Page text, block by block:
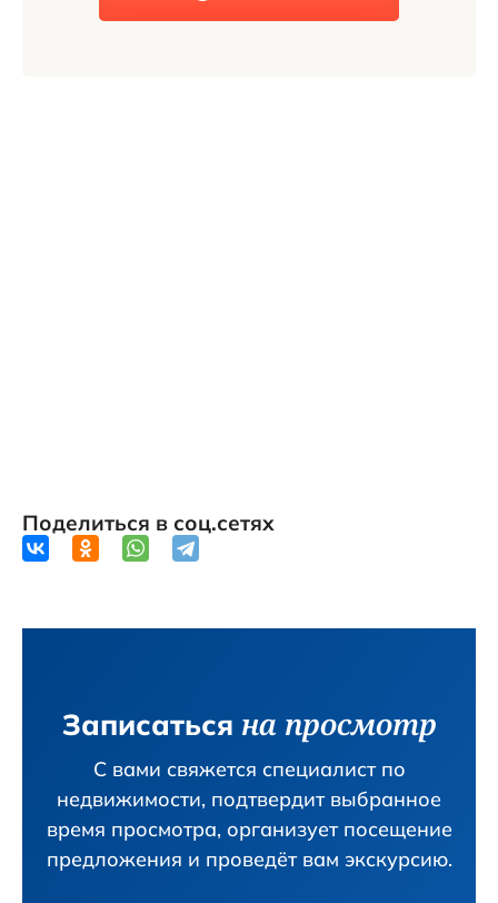
Поделиться в соц.сетях
Записаться на просмотр
С вами свяжется специалист по
недвижимости, подтвердит вы­бранное
время просмотра, организует посещение
предложения и проведёт вам экскурсию.